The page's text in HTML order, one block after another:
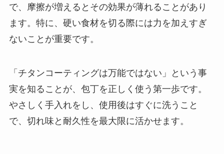
で、摩擦が増えるとその効果が薄れることがあり
ます。特に、硬い食材を切る際には力を加えすぎ
ないことが重要です。
「チタンコーティングは万能ではない」という事
実を知ることが、包丁を正しく使う第一歩です。
やさしく手入れをし、使用後はすぐに洗うこと
で、切れ味と耐久性を最大限に活かせます。